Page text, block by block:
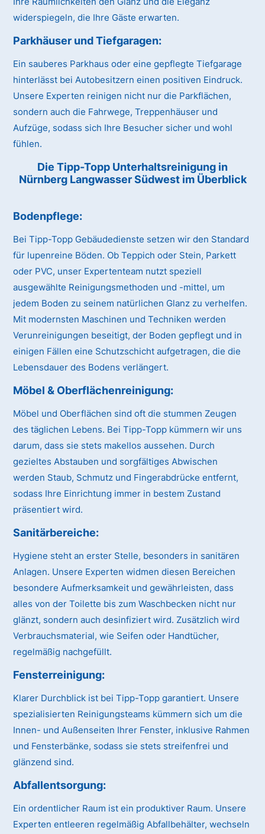
widerspiegeln, die Ihre Gäste erwarten.
Parkhäuser und Tiefgaragen:
Ein sauberes Parkhaus oder eine gepflegte Tiefgarage
hinterlässt bei Autobesitzern einen positiven Eindruck.
Unsere Experten reinigen nicht nur die Parkflächen,
sondern auch die Fahrwege, Treppenhäuser und
Aufzüge, sodass sich Ihre Besucher sicher und wohl
fühlen.
Die Tipp-Topp Unterhaltsreinigung in
Nürnberg Langwasser Südwest im Überblick
Bodenpflege:
Bei Tipp-Topp Gebäudedienste setzen wir den Standard
für lupenreine Böden. Ob Teppich oder Stein, Parkett
oder PVC, unser Expertenteam nutzt speziell
ausgewählte Reinigungsmethoden und -mittel, um
jedem Boden zu seinem natürlichen Glanz zu verhelfen.
Mit modernsten Maschinen und Techniken werden
Verunreinigungen beseitigt, der Boden gepflegt und in
einigen Fällen eine Schutzschicht aufgetragen, die die
Lebensdauer des Bodens verlängert.
Möbel & Oberflächenreinigung:
Möbel und Oberflächen sind oft die stummen Zeugen
des täglichen Lebens. Bei Tipp-Topp kümmern wir uns
darum, dass sie stets makellos aussehen. Durch
gezieltes Abstauben und sorgfältiges Abwischen
werden Staub, Schmutz und Fingerabdrücke entfernt,
sodass Ihre Einrichtung immer in bestem Zustand
präsentiert wird.
Sanitärbereiche:
Hygiene steht an erster Stelle, besonders in sanitären
Anlagen. Unsere Experten widmen diesen Bereichen
besondere Aufmerksamkeit und gewährleisten, dass
alles von der Toilette bis zum Waschbecken nicht nur
glänzt, sondern auch desinfiziert wird. Zusätzlich wird
Verbrauchsmaterial, wie Seifen oder Handtücher,
regelmäßig nachgefüllt.
Fensterreinigung:
Klarer Durchblick ist bei Tipp-Topp garantiert. Unsere
spezialisierten Reinigungsteams kümmern sich um die
Innen- und Außenseiten Ihrer Fenster, inklusive Rahmen
und Fensterbänke, sodass sie stets streifenfrei und
glänzend sind.
Abfallentsorgung:
Ein ordentlicher Raum ist ein produktiver Raum. Unsere
Experten entleeren regelmäßig Abfallbehälter, wechseln